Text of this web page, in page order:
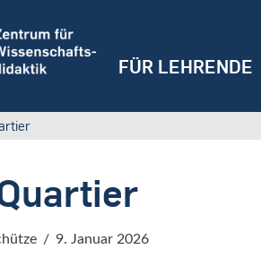
FÜR LEHRENDE
9. Januar 2026